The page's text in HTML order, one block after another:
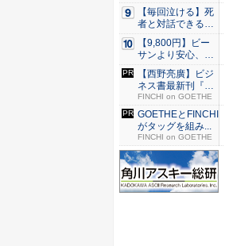
【毎回泣ける】死
者と対話できる送
り人の成...
【9,800円】ビー
サンより安心、ス
ニー...
【西野亮廣】ビジ
ネス書最新刊『北
極星 僕...
FINCHI on GOETHE
GOETHEとFINCHI
がタッグを組み...
FINCHI on GOETHE